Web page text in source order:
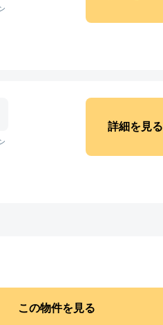
詳細を見る
この物件を見る